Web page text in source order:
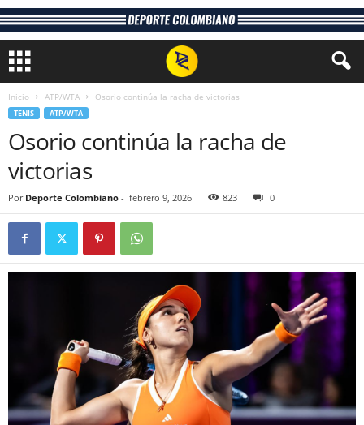
Inicio ATP/WTA Osorio continúa la racha de victorias
TENIS ATP/WTA
Osorio continúa la racha de
victorias
Por Deporte Colombiano - febrero 9, 2026 823 0